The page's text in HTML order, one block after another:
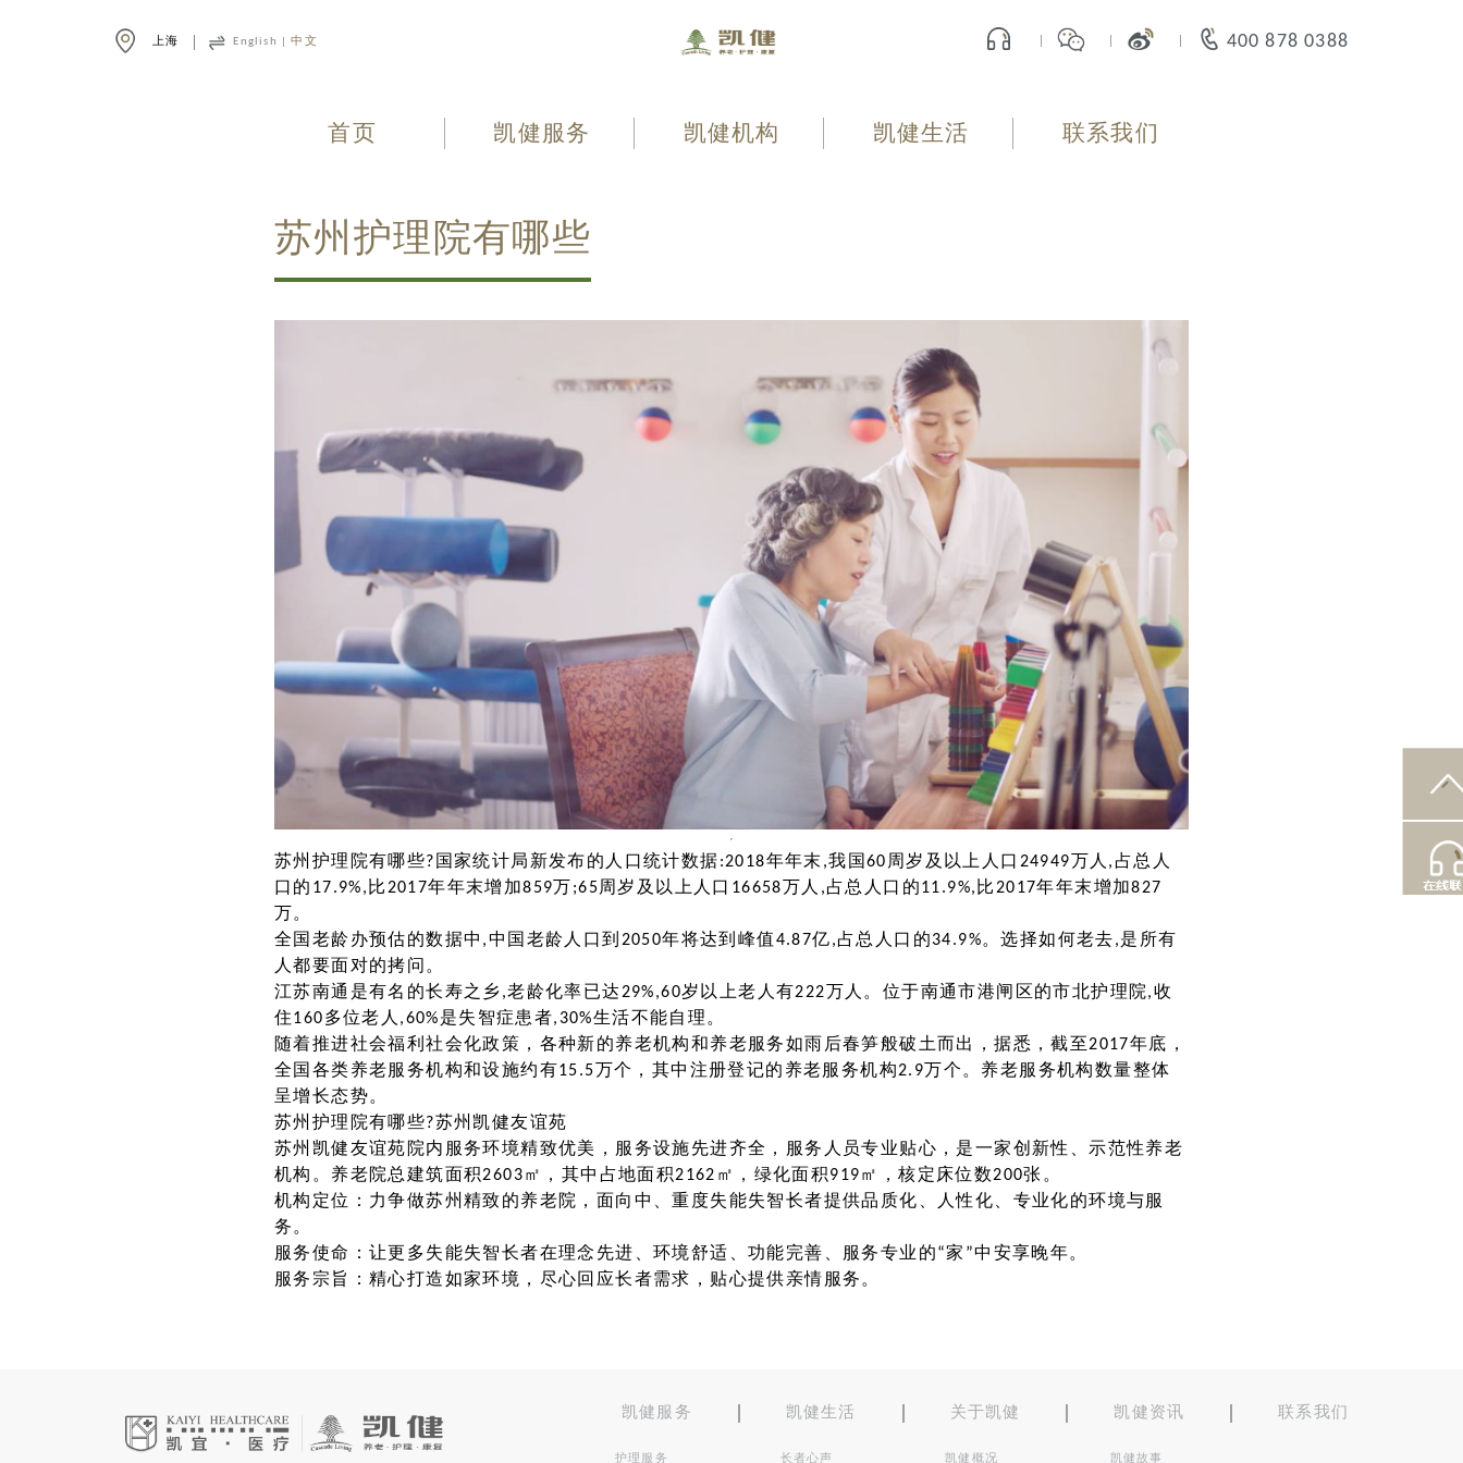
上海 English |中文 400 878 0388
首页 凯健服务 凯健机构 凯健生活 联系我们
苏州护理院有哪些
苏州护理院有哪些?国家统计局新发布的人口统计数据:2018年年末,我国60周岁及以上人口24949万人,占总人
口的17.9%,比2017年年末增加859万;65周岁及以上人口16658万人,占总人口的11.9%,比2017年年末增加827
万。
全国老龄办预估的数据中,中国老龄人口到2050年将达到峰值4.87亿,占总人口的34.9%。选择如何老去,是所有
人都要面对的拷问。
江苏南通是有名的长寿之乡,老龄化率已达29%,60岁以上老人有222万人。位于南通市港闸区的市北护理院,收
住160多位老人,60%是失智症患者,30%生活不能自理。
随着推进社会福利社会化政策，各种新的养老机构和养老服务如雨后春笋般破土而出，据悉，截至2017年底，
全国各类养老服务机构和设施约有15.5万个，其中注册登记的养老服务机构2.9万个。养老服务机构数量整体
呈增长态势。
苏州护理院有哪些?苏州凯健友谊苑
苏州凯健友谊苑院内服务环境精致优美，服务设施先进齐全，服务人员专业贴心，是一家创新性、示范性养老
机构。养老院总建筑面积2603㎡，其中占地面积2162㎡，绿化面积919㎡，核定床位数200张。
机构定位：力争做苏州精致的养老院，面向中、重度失能失智长者提供品质化、人性化、专业化的环境与服
务。
服务使命：让更多失能失智长者在理念先进、环境舒适、功能完善、服务专业的“家”中安享晚年。
服务宗旨：精心打造如家环境，尽心回应长者需求，贴心提供亲情服务。
凯健服务 凯健生活 关于凯健 凯健资讯 联系我们
护理服务 长者心声 凯健概况 凯健故事